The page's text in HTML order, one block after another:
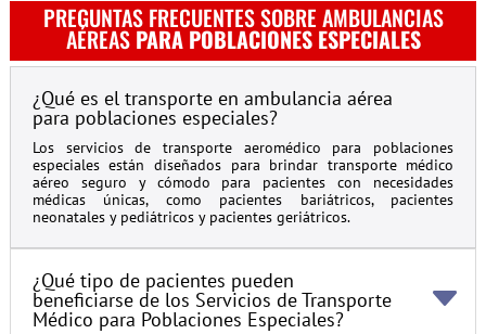
PREGUNTAS FRECUENTES SOBRE AMBULANCIAS
AÉREAS PARA POBLACIONES ESPECIALES
¿Qué es el transporte en ambulancia aérea
para poblaciones especiales?
Los servicios de transporte aeromédico para poblaciones
especiales están diseñados para brindar transporte médico
aéreo seguro y cómodo para pacientes con necesidades
médicas únicas, como pacientes bariátricos, pacientes
neonatales y pediátricos y pacientes geriátricos.
¿Qué tipo de pacientes pueden
beneficiarse de los Servicios de Transporte
Médico para Poblaciones Especiales?